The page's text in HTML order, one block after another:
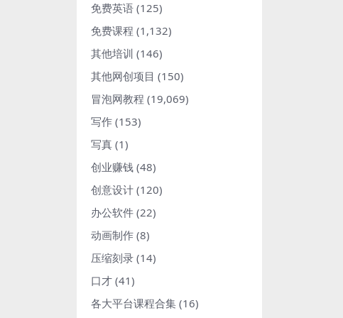
免费英语 (125)
免费课程 (1,132)
其他培训 (146)
其他网创项目 (150)
冒泡网教程 (19,069)
写作 (153)
写真 (1)
创业赚钱 (48)
创意设计 (120)
办公软件 (22)
动画制作 (8)
压缩刻录 (14)
口才 (41)
各大平台课程合集 (16)